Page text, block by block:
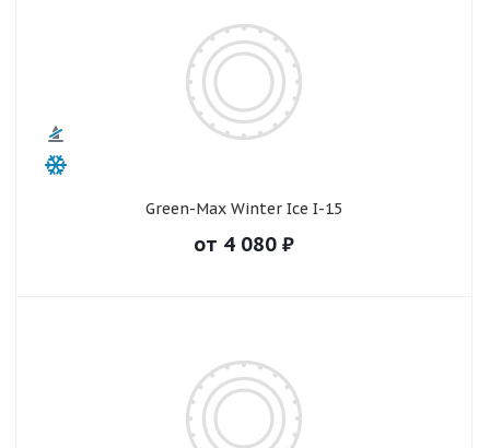
Green-Max Winter Ice I-15
от 4 080 ₽